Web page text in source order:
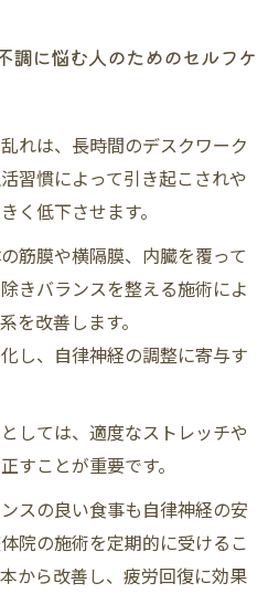
調に悩む人のためのセルフケ
れは、長時間のデスクワーク
習慣によって引き起こされや
く低下させます。
筋膜や横隔膜、内臓を覆って
きバランスを整える施術によ
を改善します。
し、自律神経の調整に寄与す
しては、適度なストレッチや
すことが重要です。
スの良い食事も自律神経の安
院の施術を定期的に受けるこ
から改善し、疲労回復に効果